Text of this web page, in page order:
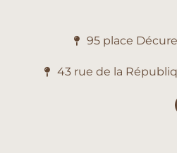
95 place
43 rue de la